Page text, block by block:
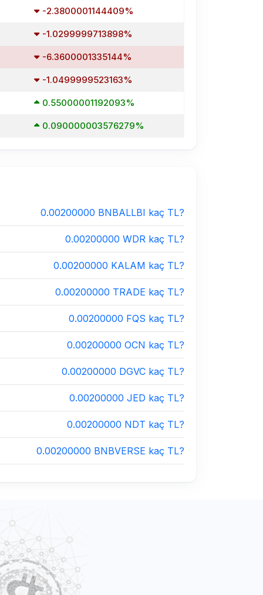
-2.3800001144409%
-1.0299999713898%
-6.3600001335144%
-1.0499999523163%
0.55000001192093%
0.090000003576279%
0.00200000 BNBALLBI kaç TL?
0.00200000 WDR kaç TL?
0.00200000 KALAM kaç TL?
0.00200000 TRADE kaç TL?
0.00200000 FQS kaç TL?
0.00200000 OCN kaç TL?
0.00200000 DGVC kaç TL?
0.00200000 JED kaç TL?
0.00200000 NDT kaç TL?
0.00200000 BNBVERSE kaç TL?